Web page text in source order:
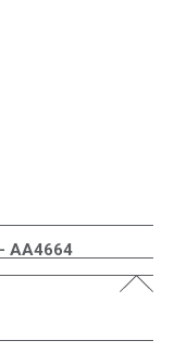
- AA4664